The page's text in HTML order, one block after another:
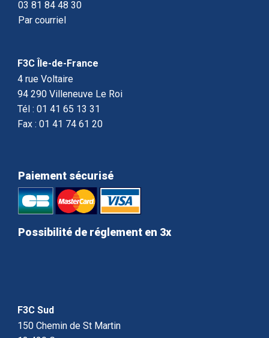
03 81 84 48 30
Par courriel
F3C Île-de-France
4 rue Voltaire
94 290 Villeneuve Le Roi
Tél : 01 41 65 13 31
Fax : 01 41 74 61 20
Paiement sécurisé
Possibilité de réglement en 3x
F3C Sud
150 Chemin de St Martin